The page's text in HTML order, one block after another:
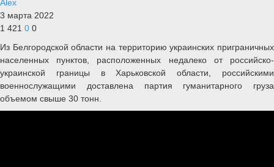
Alex
3 марта 2022
1 421 0 0
Из Белгородской области на территорию украинских приграничных
населенных пунктов, расположенных недалеко от российско-
украинской границы в Харьковской области, российскими
военнослужащими доставлена партия гуманитарного груза
объемом свыше 30 тонн.